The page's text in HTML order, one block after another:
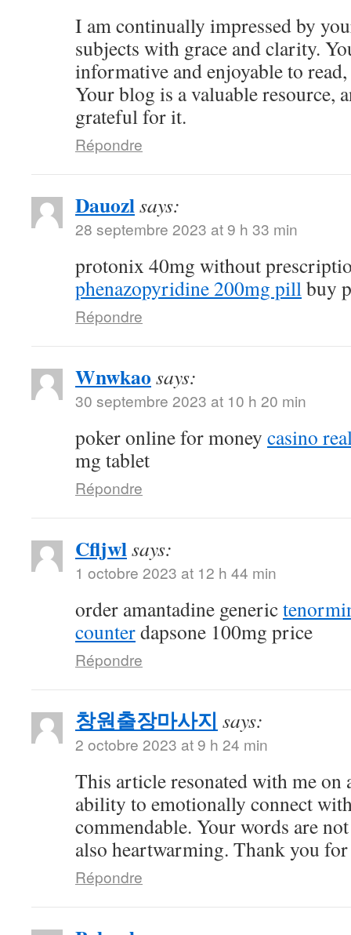
I am continually impressed by
subjects with grace and clarity.
informative and enjoyable to
Your blog is a valuable resource,
grateful for it.
Répondre
Dauozlsays:
28 septembre 2023 at 9 h 33 min
protonix 40mg without
phenazopyridine 200mg pillbuy
Répondre
Wnwkao says:
30 septembre 2023 at 10 h 20 min
poker online for money casino
mg tablet
Répondre
Cfljwlsays:
1 octobre 2023 at 12 h 44 min
order amantadine generic
counterdapsone 100mg price
Répondre
창원출장마사지 says:
2 octobre 2023 at 9 h 24 min
This article resonated with me on
ability to emotionally connect
commendable. Your words are
also heartwarming. Thank you
Répondre